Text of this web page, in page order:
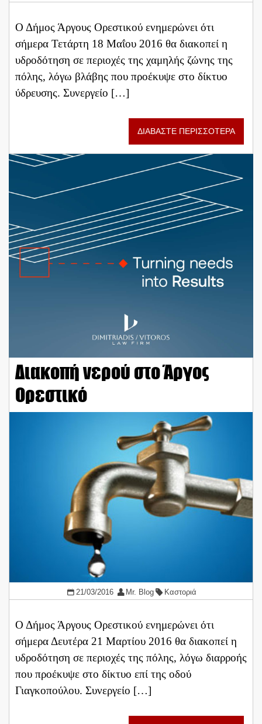
Ο Δήμος Άργους Ορεστικού ενημερώνει ότι
σήμερα Τετάρτη 18 Μαΐου 2016 θα διακοπεί η
υδροδότηση σε περιοχές της χαμηλής ζώνης της
πόλης, λόγω βλάβης που προέκυψε στο δίκτυο
ύδρευσης. Συνεργείο […]
ΔΙΑΒΑΣΤΕ ΠΕΡΙΣΣΟΤΕΡΑ
Διακοπή νερού στο Άργος
Ορεστικό
21/03/2016 Mr. Blog Καστοριά
Ο Δήμος Άργους Ορεστικού ενημερώνει ότι
σήμερα Δευτέρα 21 Μαρτίου 2016 θα διακοπεί η
υδροδότηση σε περιοχές της πόλης, λόγω διαρροής
που προέκυψε στο δίκτυο επί της οδού
Γιαγκοπούλου. Συνεργείο […]